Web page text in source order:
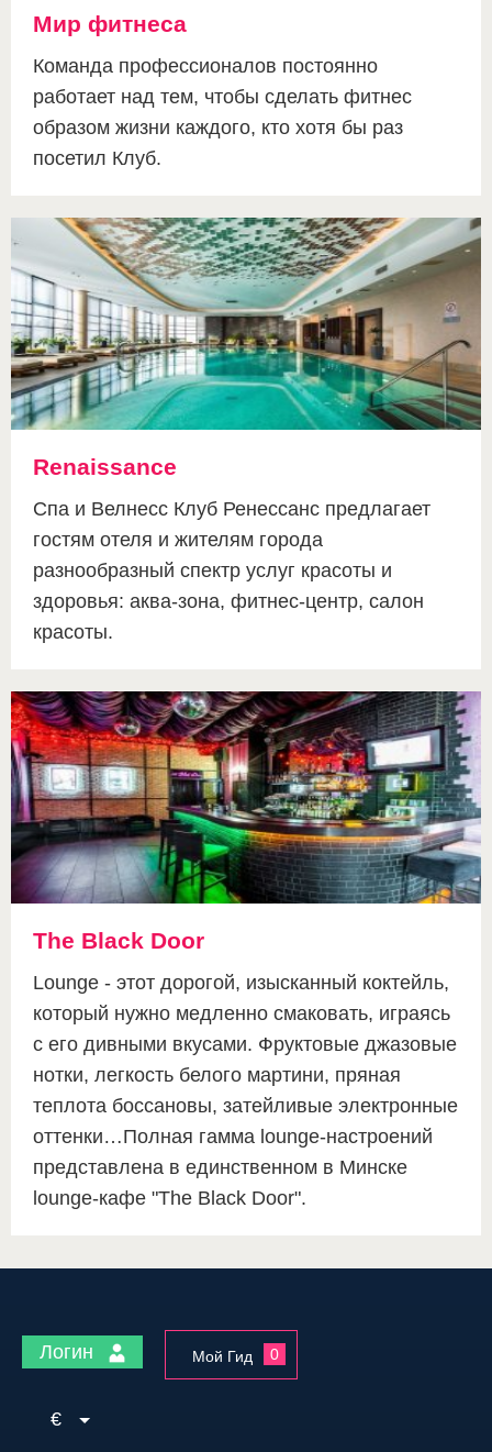
Мир фитнеса
Команда профессионалов постоянно
работает над тем, чтобы сделать фитнес
образом жизни каждого, кто хотя бы раз
посетил Клуб.
Renaissance
Спа и Велнесс Клуб Ренессанс предлагает
гостям отеля и жителям города
разнообразный спектр услуг красоты и
здоровья: аква-зона, фитнес-центр, салон
красоты.
The Black Door
Lounge - этот дорогой, изысканный коктейль,
который нужно медленно смаковать, играясь
с его дивными вкусами. Фруктовые джазовые
нотки, легкость белого мартини, пряная
теплота боссановы, затейливые электронные
оттенки…Полная гамма lounge-настроений
представлена в единственном в Минске
lounge-кафе "The Black Door".
Логин Мой Гид 0
€